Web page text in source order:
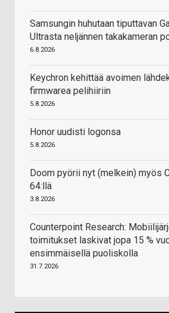
Samsungin huhutaan tiputtavan
Ultrasta neljännen takakameran
6.8.2026
Keychron kehittää avoimen
firmwarea pelihiiriin
5.8.2026
Honor uudisti logonsa
5.8.2026
Doom pyörii nyt (melkein) myös
64:llä
3.8.2026
Counterpoint Research:
toimitukset laskivat jopa 15 %
ensimmäisellä puoliskolla
31.7.2026